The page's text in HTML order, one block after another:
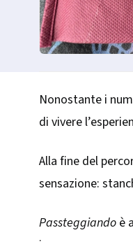
Nonostante i
di vivere
Alla fine del
sensazione:
Passteggiando è